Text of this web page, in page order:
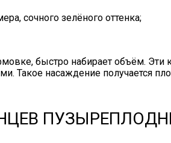
сочного зелёного оттенка;
быстро набирает объём. Эти
Такое насаждение получается